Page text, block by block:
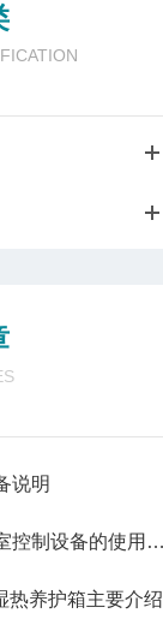
说明
备的使用价值有哪些？
热养护箱主要介绍